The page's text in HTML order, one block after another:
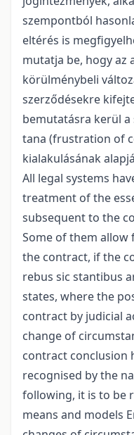
szempontból
eltérés is
mutatja be, hogy az
körülménybeli
szerződésekre
bemutatásra kerül
tana (frustration of
kialakulásának
All legal systems
treatment of the
subsequent to the
Some of them
the contract, if the
rebus sic stantibus
states, where the
contract by judicial
change of
contract conclusion
recognised by the
following, it is to be
means and models